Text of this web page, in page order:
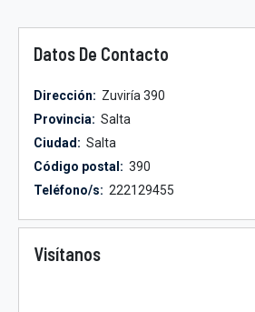
Datos De Contacto
Dirección: Zuviría 390
Provincia: Salta
Ciudad: Salta
Código postal: 390
Teléfono/s: 222129455
Visítanos